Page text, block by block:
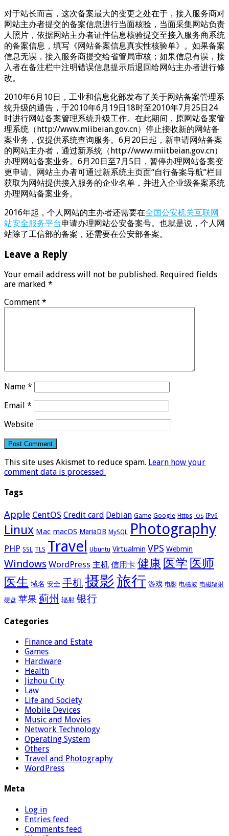
对于站长而言，这次备案最大的变更之处在于，接入服务商对
网站主办者提交的备案信息进行当面核验，当面采集网站负责
人照片，依据网站主办者证件信息核验提交至接入服务商系统
的备案信息，填写《网站备案信息真实性核验单》。如果备案
信息无误，接入服务商提交给省管局审核；如果信息有误，接
入者在备注栏中注明错误信息提示后退回给网站主办者进行修
改。
2010年6月10日，工业和信息化部发布了关于网站备案管理系
统升级的通告，于2010年6月19日18时至2010年7月25日24
时进行网站备案管理系统升级工作。在此期间，原网站备案管
理系统（http://www.miibeian.gov.cn）停止接收新的网站备
案业务，仅提供系统查询服务。6月20日起，新申请网站备案
的网站主办者，通过新系统（http://www.miitbeian.gov.cn）
办理网站备案业务。6月20日至7月5日，暂停办理网站备案变
更申请。网站主办者可通过新系统主页面“自行备案导航”栏目
获取为网站提供接入服务的企业名单，并进入企业级备案系统
办理网站备案业务。
2016年起，个人网站的主办者还需要在全国公安机关互联网
站安全服务平台申请办理网站公安备案号。也就是说，个人网
站除了工信部的备案，还需要在公安部备案。
Leave a Reply
Your email address will not be published. Required fields
are marked *
Comment *
Name *
Email *
Website
This site uses Akismet to reduce spam. Learn how your
comment data is processed.
Tags
Apple CentOS Credit card Debian Game Google Https iOS IPv6
Linux Mac macOS MariaDB MySQL Photography
PHP SSL TLS Travel Ubuntu Virtualmin VPS Webmin
Windows WordPress 主机 信用卡 健康 医学 医师
医生 域名 安全 手机摄影旅行 游戏 电影 电磁波 电磁辐射
硬盘 苹果 蓟州 辐射 银行
Categories
Finance and Estate
Games
Hardware
Health
Jizhou City
Law
Life and Society
Mobile Devices
Music and Movies
Network Technology
Operating System
Others
Travel and Photography
WordPress
Meta
Log in
Entries feed
Comments feed